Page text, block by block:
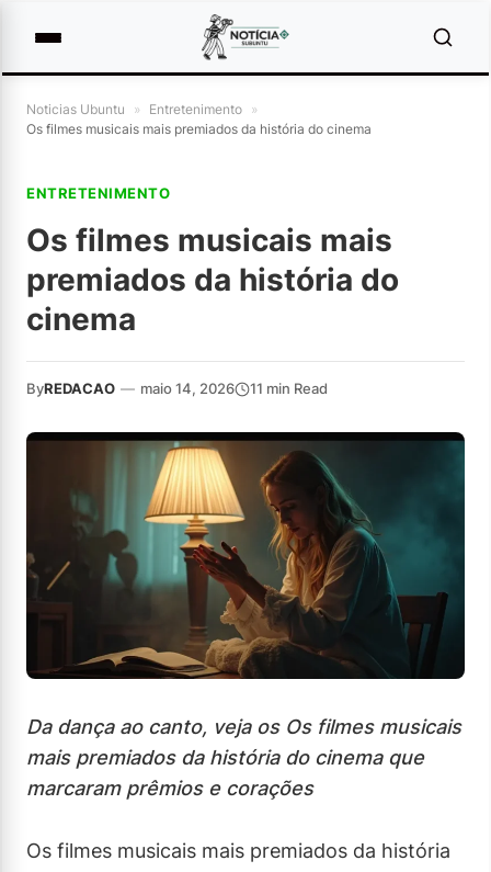
Noticias Ubuntu » Entretenimento »
Os filmes musicais mais premiados da história do cinema
ENTRETENIMENTO
Os filmes musicais mais
premiados da história do
cinema
ByREDACAO — maio 14, 2026 11 min Read
Da dança ao canto, veja os Os filmes musicais
mais premiados da história do cinema que
marcaram prêmios e corações
Os filmes musicais mais premiados da história